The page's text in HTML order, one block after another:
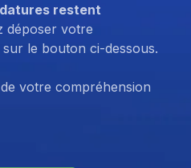
restent
déposer votre
le bouton ci-dessous.
votre compréhension